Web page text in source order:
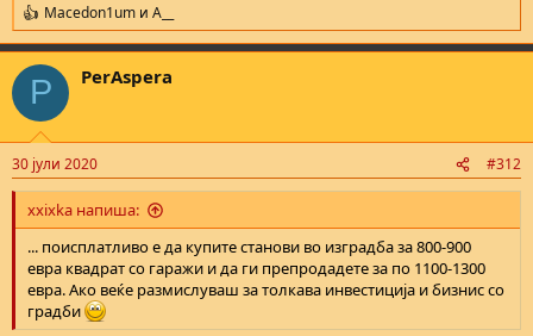
R
e
a
c
i
s
:
Macedon1um и A__
P PerAspera
30 јули 2020 #312
xxixka напиша:
... поисплатливо е да купите станови во изградба за 800-900
евра квадрат со гаражи и да ги препродадете за по 1100-1300
евра. Ако веќе размислуваш за толкава инвестиција и бизнис со
градби